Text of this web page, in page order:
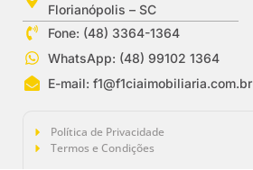
Florianópolis – SC
Fone: (48) 3364-1364
WhatsApp: (48) 99102 1364
E-mail:f1@f1ciaimobiliaria.com.br
Política de Privacidade
Termos e Condições